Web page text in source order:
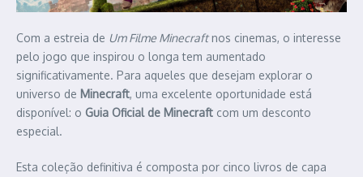
Com a estreia de Um Filme Minecraftnos cinemas, o interesse
pelo jogo que inspirou o longa tem aumentado
significativamente. Para aqueles que desejam explorar o
universo de Minecraft, uma excelente oportunidade está
disponível: o Guia Oficial de Minecraft com um desconto
especial.​
Esta coleção definitiva é composta por cinco livros de capa